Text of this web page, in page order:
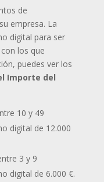
de
empresa. La
digital para ser
los que
puedes ver los
Importe del
10 y 49
digital de 12.000
3 y 9
digital de 6.000 €.